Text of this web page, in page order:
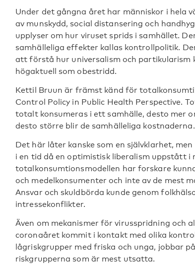
Under det gångna året har människor i hela
av munskydd, social distansering och
upplyser om hur viruset sprids i samhället.
samhälleliga effekter kallas kontrollpolitik.
att förstå hur universalism och partikularism
högaktuell som obestridd.
Kettil Bruun är främst känd för
Control Policy in Public Health Perspective.
totalt konsumeras i ett samhälle, desto mer
desto större blir de samhälleliga kostnaderna.
Det här låter kanske som en självklarhet,
i en tid då en optimistisk liberalism uppstått i
totalkonsumtionsmodellen har forskare
och medelkonsumenter och inte av de mest
Ansvar och skuldbörda kunde genom
intressekonflikter.
Även om mekanismer för virusspridning och
coronaåret kommit i kontakt med olika
lågriskgrupper med friska och unga, jobbar
riskgrupperna som är mest utsatta.